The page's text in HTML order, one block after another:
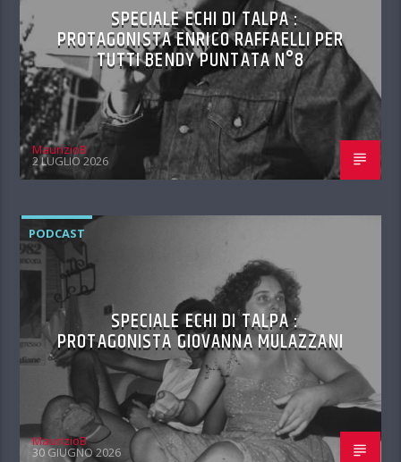
SPECIALE ECHI DI TALPA :
PROTAGONISTA ENRICO RAFFAELLI PER
TUTTI BENDY PUNTATA N°8
MaurizioB
2 LUGLIO 2026
PODCAST
SPECIALE ECHI DI TALPA :
PROTAGONISTA GIOVANNA MULAZZANI
MaurizioB
30 GIUGNO 2026